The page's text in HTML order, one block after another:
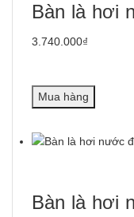
Bàn là hơi
3.740.000₫
Mua hàng
Bàn là hơi